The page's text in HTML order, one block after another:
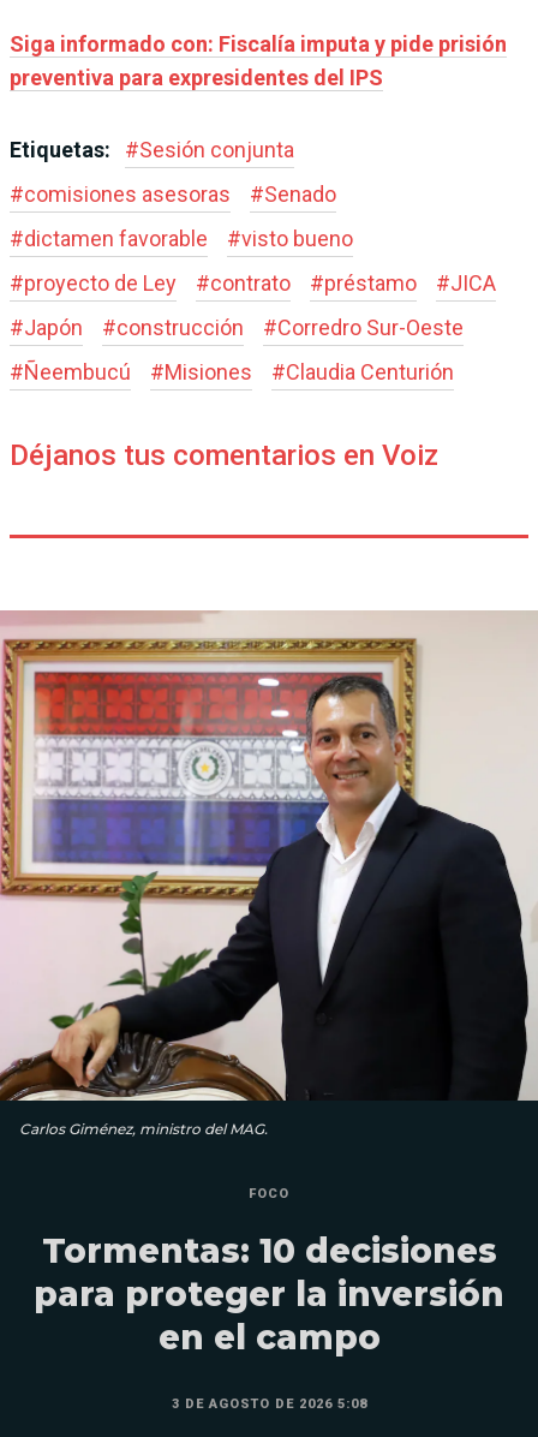
Siga informado con: Fiscalía imputa y pide prisión
preventiva para expresidentes del IPS
Etiquetas: #Sesión conjunta
#comisiones asesoras #Senado
#dictamen favorable #visto bueno
#proyecto de Ley #contrato #préstamo #JICA
#Japón #construcción #Corredro Sur-Oeste
#Ñeembucú #Misiones #Claudia Centurión
Déjanos tus comentarios en Voiz
Carlos Giménez, ministro del MAG.
FOCO
Tormentas: 10 decisiones
para proteger la inversión
en el campo
3 DE AGOSTO DE 2026 5:08